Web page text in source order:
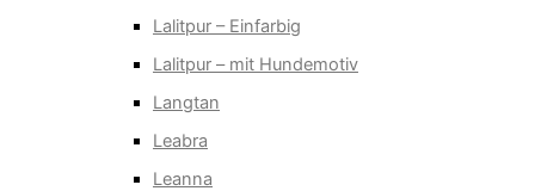
Lalitpur – Einfarbig
Lalitpur – mit Hundemotiv
Langtan
Leabra
Leanna